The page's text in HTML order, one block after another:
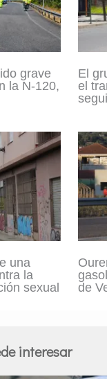
grave
la N-120,
El
el
una
la
sexual
de
interesar